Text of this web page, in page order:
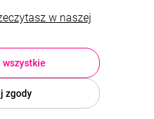
13/5, 35-119 Rzeszów, woj.
tel.:572 989 669
w naszej
zgody